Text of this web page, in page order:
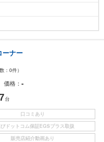
ーナー
：0件）
価格 -
台
口コミあり
ドットコム保証EGSプラス取扱
販売店紹介動画あり